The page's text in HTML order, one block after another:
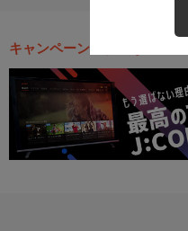
キャンペーン・お得な情報